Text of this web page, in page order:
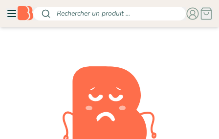
Rechercher un produit ...